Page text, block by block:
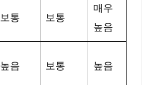
보통 보통
매우
높음
높음 보통 높음